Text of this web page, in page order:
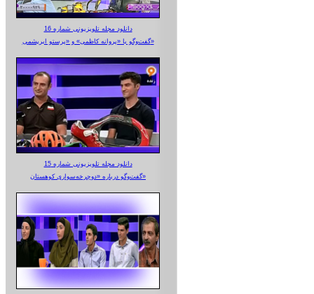
دانلود مجله تلویزیونی شماره 16
گفت‌وگو با «پروانه کاظمی» و «پرستو‌ ابریشمی»
دانلود مجله تلویزیونی شماره 15
گفت‌وگو درباره «دوچرخه‌سواری کوهستان»